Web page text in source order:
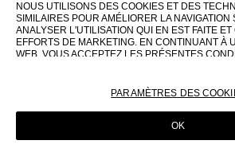
NOUS UTILISONS DES COOKIES ET DES
SIMILAIRES POUR AMÉLIORER LA NAVIGATION
ANALYSER L'UTILISATION QUI EN EST FAITE
EFFORTS DE MARKETING. EN CONTINUANT À
WEB, VOUS ACCEPTEZ LES PRÉSENTES
POUR PLUS D'INFORMATIONS SUR CES
POLITIQUE EN MATIÈRE DE COOKIES
PARAMÈTRES DES
OK